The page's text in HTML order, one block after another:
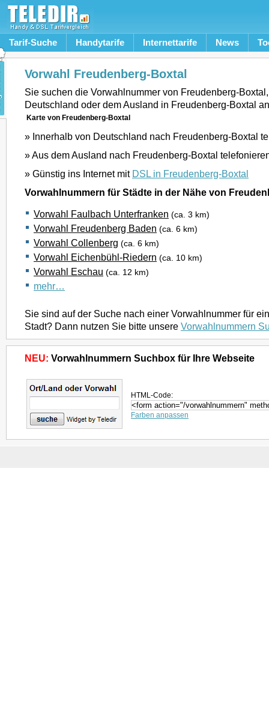
Tarif-Suche Handytarife Internettarife News
Vorwahl Freudenberg-Boxtal
Sie suchen die Vorwahlnummer von Freudenberg-
Deutschland oder dem Ausland in Freudenberg-Boxtal
Karte von Freudenberg-Boxtal
» Innerhalb von Deutschland nach Freudenberg-Boxtal
» Aus dem Ausland nach Freudenberg-Boxtal
» Günstig ins Internet mit DSL in Freudenberg-Boxtal
Vorwahlnummern für Städte in der Nähe von
Vorwahl Faulbach Unterfranken (ca. 3 km)
Vorwahl Freudenberg Baden (ca. 6 km)
Vorwahl Collenberg (ca. 6 km)
Vorwahl Eichenbühl-Riedern (ca. 10 km)
Vorwahl Eschau (ca. 12 km)
mehr…
Sie sind auf der Suche nach einer Vorwahlnummer für
Stadt? Dann nutzen Sie bitte unsere Vorwahlnummern
NEU: Vorwahlnummern Suchbox für Ihre Webseite
HTML-Code:
Farben anpassen